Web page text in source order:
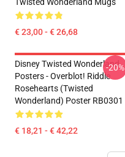
€ 23,00 - € 26,68
Disney Twisted Wonderland
Posters - Overblot! Riddle
Rosehearts (Twisted
Wonderland) Poster RB0301
€ 18,21 - € 42,22
-20%